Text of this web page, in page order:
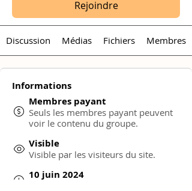
Rejoindre
Discussion Médias Fichiers Membres
Informations
Membres payant
Seuls les membres payant peuvent
voir le contenu du groupe.
Visible
Visible par les visiteurs du site.
10 juin 2024